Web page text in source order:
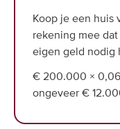
Koop je een huis
rekening mee
eigen geld nodig
€ 200.000 ×
ongeveer €